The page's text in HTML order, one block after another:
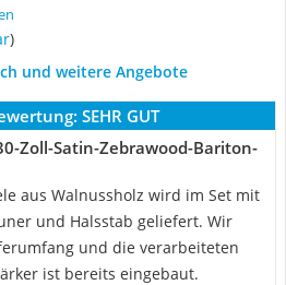
)
und weitere Angebote
SEHR GUT
Zoll-Satin-Zebrawood-Bariton-
aus Walnussholz wird im Set mit
und Halsstab geliefert. Wir
und die verarbeiteten
ist bereits eingebaut.